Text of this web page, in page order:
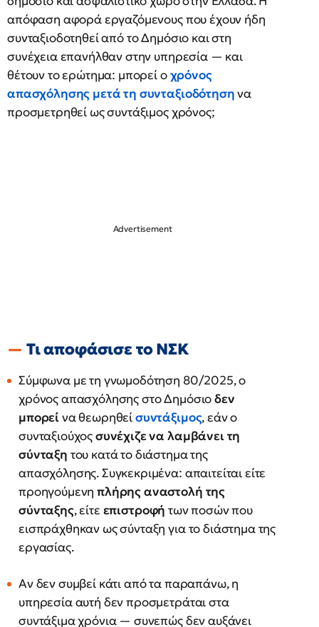
απόφαση αφορά εργαζόμενους που έχουν ήδη
συνταξιοδοτηθεί από το Δημόσιο και στη
συνέχεια επανήλθαν στην υπηρεσία — και
θέτουν το ερώτημα: μπορεί οχρόνος
απασχόλησης μετά τη συνταξιοδότησηνα
προσμετρηθεί ως συντάξιμος χρόνος;
Τι αποφάσισε το ΝΣΚ
Σύμφωνα με τη γνωμοδότηση 80/2025, ο
χρόνος απασχόλησης στο Δημόσιοδεν
μπορείνα θεωρηθείσυντάξιμος, εάν ο
συνταξιούχοςσυνέχιζε να λαμβάνει τη
σύνταξη του κατά το διάστημα της
απασχόλησης. Συγκεκριμένα: απαιτείται είτε
προηγούμενηπλήρης αναστολή της
σύνταξης, είτε επιστροφή των ποσών που
εισπράχθηκαν ως σύνταξη για το διάστημα της
εργασίας.
Αν δεν συμβεί κάτι από τα παραπάνω, η
υπηρεσία αυτή δεν προσμετράται στα
συντάξιμα χρόνια — συνεπώς δεν αυξάνει